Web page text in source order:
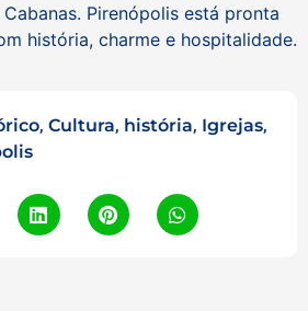
Pirenópolis está pronta
história, charme e hospitalidade.
, Cultura, história, Igrejas,